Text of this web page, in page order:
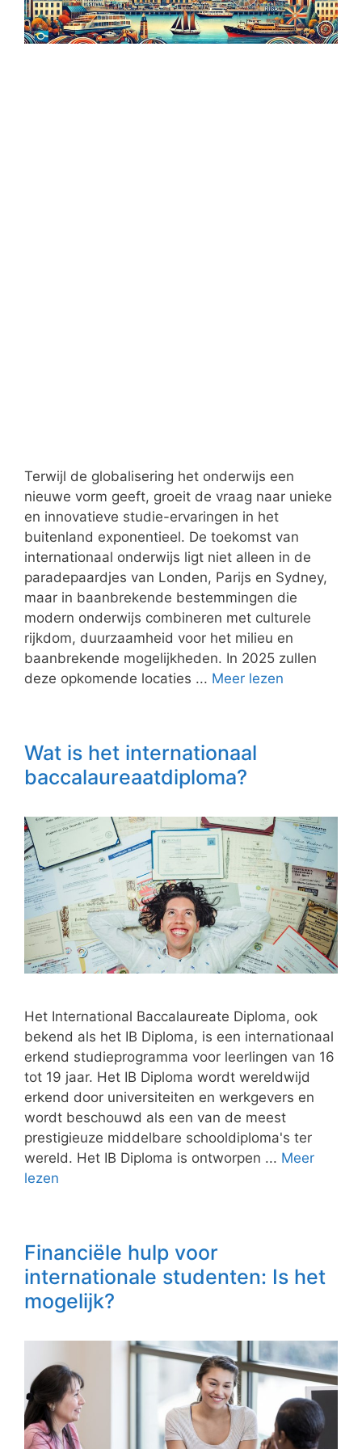
Terwijl de globalisering het onderwijs een
nieuwe vorm geeft, groeit de vraag naar unieke
en innovatieve studie-ervaringen in het
buitenland exponentieel. De toekomst van
internationaal onderwijs ligt niet alleen in de
paradepaardjes van Londen, Parijs en Sydney,
maar in baanbrekende bestemmingen die
modern onderwijs combineren met culturele
rijkdom, duurzaamheid voor het milieu en
baanbrekende mogelijkheden. In 2025 zullen
deze opkomende locaties ... Meer lezen
Wat is het internationaal
baccalaureaatdiploma?
Het International Baccalaureate Diploma, ook
bekend als het IB Diploma, is een internationaal
erkend studieprogramma voor leerlingen van 16
tot 19 jaar. Het IB Diploma wordt wereldwijd
erkend door universiteiten en werkgevers en
wordt beschouwd als een van de meest
prestigieuze middelbare schooldiploma's ter
wereld. Het IB Diploma is ontworpen ... Meer
lezen
Financiële hulp voor
internationale studenten: Is het
mogelijk?